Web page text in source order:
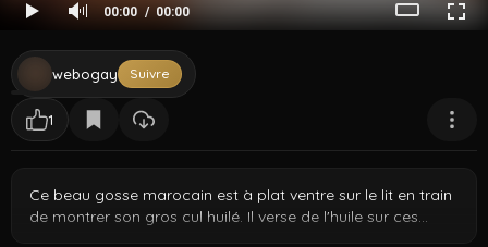
00:00 00:00
webogay Suivre
1
Ce beau gosse marocain est à plat ventre sur le lit en train
de montrer son gros cul huilé. Il verse de l'huile sur ces